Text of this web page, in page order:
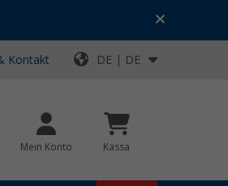
Top-Deals für dein Abenteuer!
Kontakt DE | DE
Mein Konto Kassa